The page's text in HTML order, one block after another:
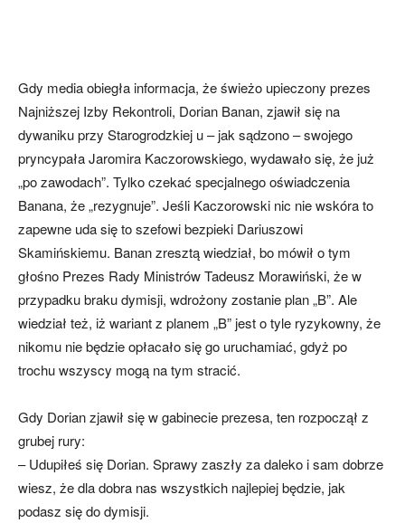
Gdy media obiegła informacja, że świeżo upieczony prezes
Najniższej Izby Rekontroli, Dorian Banan, zjawił się na
dywaniku przy Starogrodzkiej u – jak sądzono – swojego
pryncypała Jaromira Kaczorowskiego, wydawało się, że już
„po zawodach”. Tylko czekać specjalnego oświadczenia
Banana, że „rezygnuje”. Jeśli Kaczorowski nic nie wskóra to
zapewne uda się to szefowi bezpieki Dariuszowi
Skamińskiemu. Banan zresztą wiedział, bo mówił o tym
głośno Prezes Rady Ministrów Tadeusz Morawiński, że w
przypadku braku dymisji, wdrożony zostanie plan „B”. Ale
wiedział też, iż wariant z planem „B” jest o tyle ryzykowny, że
nikomu nie będzie opłacało się go uruchamiać, gdyż po
trochu wszyscy mogą na tym stracić.
Gdy Dorian zjawił się w gabinecie prezesa, ten rozpoczął z
grubej rury:
– Udupiłeś się Dorian. Sprawy zaszły za daleko i sam dobrze
wiesz, że dla dobra nas wszystkich najlepiej będzie, jak
podasz się do dymisji.